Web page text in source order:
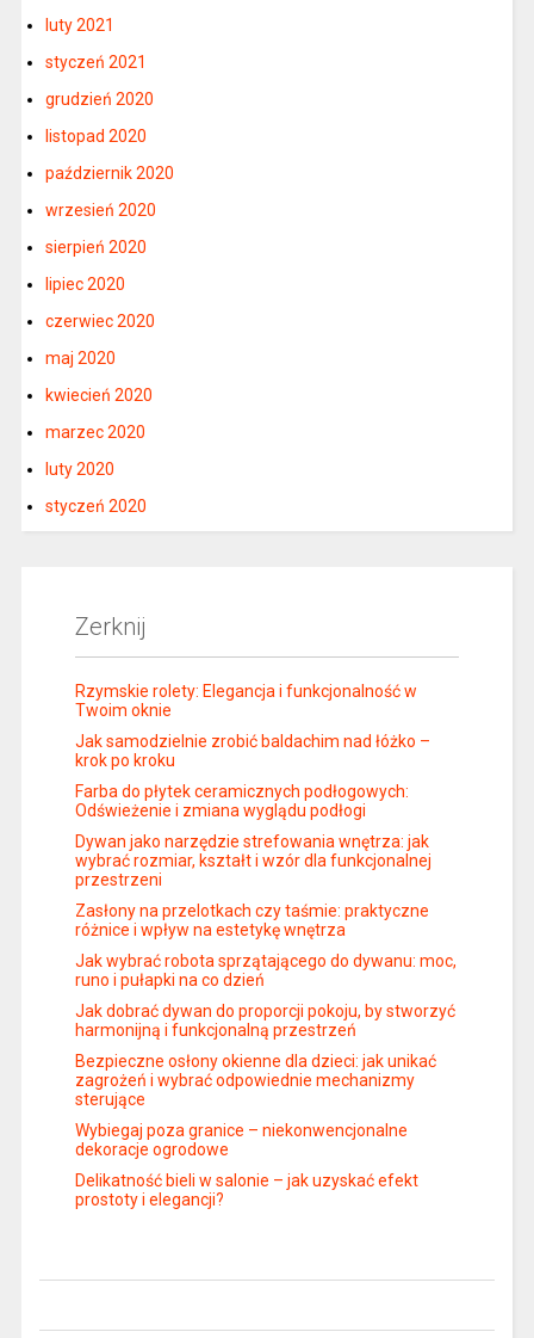
luty 2021
styczeń 2021
grudzień 2020
listopad 2020
październik 2020
wrzesień 2020
sierpień 2020
lipiec 2020
czerwiec 2020
maj 2020
kwiecień 2020
marzec 2020
luty 2020
styczeń 2020
Zerknij
Rzymskie rolety: Elegancja i funkcjonalność w
Twoim oknie
Jak samodzielnie zrobić baldachim nad łóżko –
krok po kroku
Farba do płytek ceramicznych podłogowych:
Odświeżenie i zmiana wyglądu podłogi
Dywan jako narzędzie strefowania wnętrza: jak
wybrać rozmiar, kształt i wzór dla funkcjonalnej
przestrzeni
Zasłony na przelotkach czy taśmie: praktyczne
różnice i wpływ na estetykę wnętrza
Jak wybrać robota sprzątającego do dywanu: moc,
runo i pułapki na co dzień
Jak dobrać dywan do proporcji pokoju, by stworzyć
harmonijną i funkcjonalną przestrzeń
Bezpieczne osłony okienne dla dzieci: jak unikać
zagrożeń i wybrać odpowiednie mechanizmy
sterujące
Wybiegaj poza granice – niekonwencjonalne
dekoracje ogrodowe
Delikatność bieli w salonie – jak uzyskać efekt
prostoty i elegancji?